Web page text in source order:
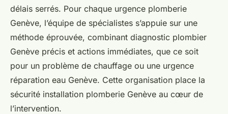
délais serrés. Pour chaque urgence plomberie
Genève, l’équipe de spécialistes s’appuie sur une
méthode éprouvée, combinant diagnostic plombier
Genève précis et actions immédiates, que ce soit
pour un problème de chauffage ou une urgence
réparation eau Genève. Cette organisation place la
sécurité installation plomberie Genève au cœur de
l’intervention.